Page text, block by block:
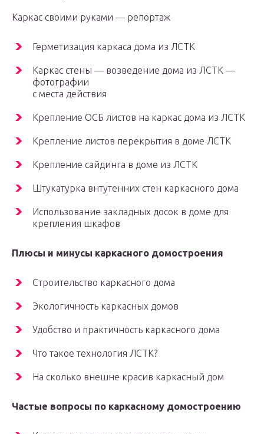
Каркас своими руками — репортаж
Герметизация каркаса дома из ЛСТК
Каркас стены — возведение дома из ЛСТК —
фотографии
с места действия
Крепление ОСБ листов на каркас дома из ЛСТК
Крепление листов перекрытия в доме ЛСТК
Крепление сайдинга в доме из ЛСТК
Штукатурка внтутенних стен каркасного дома
Использование закладных досок в доме для
крепления шкафов
Плюсы и минусы каркасного домостроения
Строительство каркасного дома
Экологичность каркасных домов
Удобство и практичность каркасного дома
Что такое технология ЛСТК?
На сколько внешне красив каркасный дом
Частые вопросы по каркасному домостроению